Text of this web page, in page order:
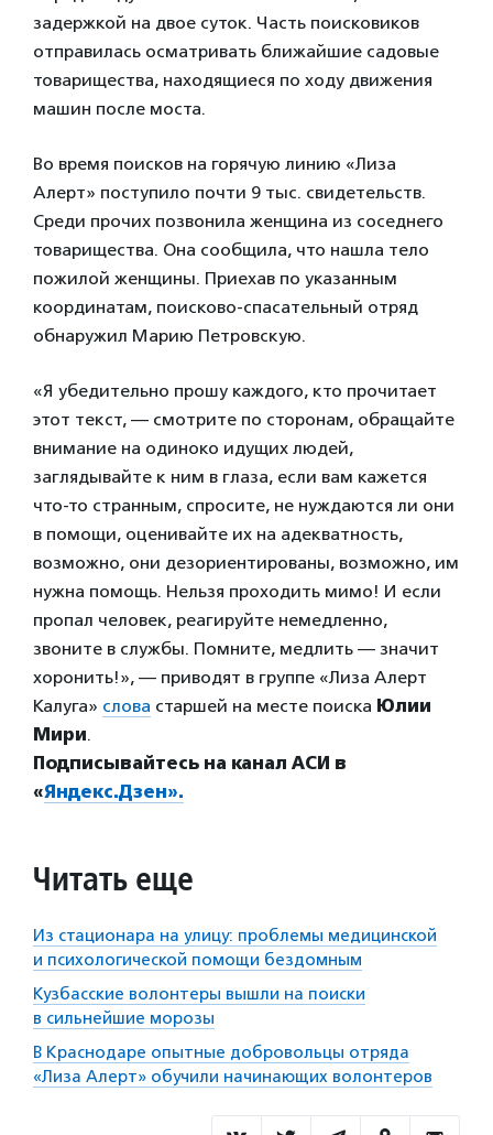
задержкой на двое суток. Часть поисковиков
отправилась осматривать ближайшие садовые
товарищества, находящиеся по ходу движения
машин после моста.
Во время поисков на горячую линию «Лиза
Алерт» поступило почти 9 тыс. свидетельств.
Среди прочих позвонила женщина из соседнего
товарищества. Она сообщила, что нашла тело
пожилой женщины. Приехав по указанным
координатам, поисково-спасательный отряд
обнаружил Марию Петровскую.
«Я убедительно прошу каждого, кто прочитает
этот текст, — смотрите по сторонам, обращайте
внимание на одиноко идущих людей,
заглядывайте к ним в глаза, если вам кажется
что-то странным, спросите, не нуждаются ли они
в помощи, оценивайте их на адекватность,
возможно, они дезориентированы, возможно, им
нужна помощь. Нельзя проходить мимо! И если
пропал человек, реагируйте немедленно,
звоните в службы. Помните, медлить — значит
хоронить!», — приводят в группе «Лиза Алерт
Калуга» слова старшей на месте поиска Юлии
Мири.
Подписывайтесь на канал АСИ в
«Яндекс.Дзен».
Читать еще
Из стационара на улицу: проблемы медицинской
и психологической помощи бездомным
Кузбасские волонтеры вышли на поиски
в сильнейшие морозы
В Краснодаре опытные добровольцы отряда
«Лиза Алерт» обучили начинающих волонтеров